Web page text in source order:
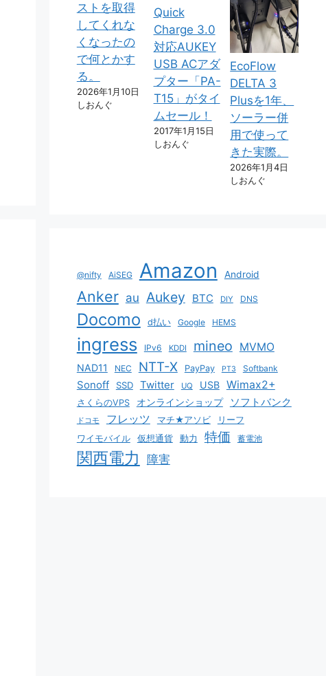
ストを取得
してくれな
くなったの
で何とかす
る。
2026年1月10日
しおんぐ
Quick
Charge 3.0
対応AUKEY
USB ACアダ
プター「PA-
T15」がタイ
ムセール！
2017年1月15日
しおんぐ
EcoFlow
DELTA 3
Plusを1年、
ソーラー併
用で使って
きた実際。
2026年1月4日
しおんぐ
@nifty AiSEG Amazon Android
Anker au Aukey BTC DIY DNS
Docomo d払い Google HEMS
ingress IPv6 KDDI mineo MVMO
NAD11 NEC NTT-X PayPay PT3 Softbank
Sonoff SSD Twitter UQ USB Wimax2+
さくらのVPS オンラインショップ ソフトバンク
ドコモ フレッツ マチ★アソビ
リーフ
ワイモバイル
仮想通貨 動力 特価 蓄電池
関西電力 障害